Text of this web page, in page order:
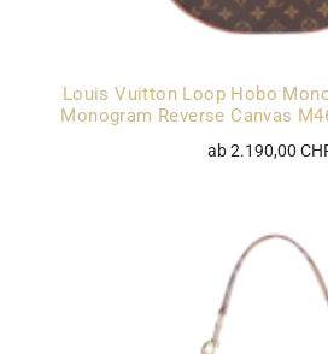
Louis Vuitton Loop Hobo
Monogram Reverse Canvas
ab 2.190,00